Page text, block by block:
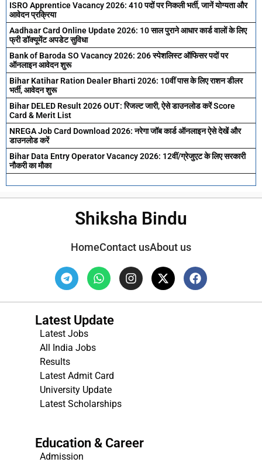
ISRO Apprentice Vacancy 2026: 410 पदों पर निकली भर्ती, जानें योग्यता और
आवेदन प्रक्रिया
Aadhaar Card Online Update 2026: 10 साल पुराने आधार कार्ड वालों के लिए
फ्री डॉक्यूमेंट अपडेट सुविधा
Bank of Baroda SO Vacancy 2026: 206 स्पेशलिस्ट ऑफिसर पदों पर
ऑनलाइन आवेदन शुरू
Bihar Katihar Ration Dealer Bharti 2026: 10वीं पास के लिए राशन डीलर
भर्ती, आवेदन शुरू
Bihar DELED Result 2026 OUT: रिजल्ट जारी, ऐसे डाउनलोड करें Score
Card & Merit List
NREGA Job Card Download 2026: नरेगा जॉब कार्ड ऑनलाइन ऐसे देखें और
डाउनलोड करें
Bihar Data Entry Operator Vacancy 2026: 12वीं/ग्रेजुएट के लिए सरकारी
नौकरी का मौका
Shiksha Bindu
HomeContact usAbout us
Latest Update
Latest Jobs
All India Jobs
Results
Latest Admit Card
University Update
Latest Scholarships
Education & Career
Admission